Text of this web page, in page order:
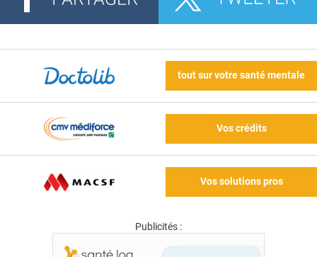
tout sur votre santé mentale
Vos crédits
Vos solutions pros
Publicités :